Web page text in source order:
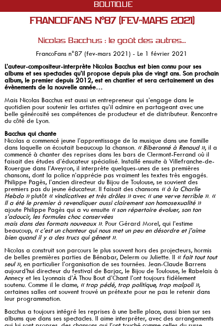
BOUTIQUE
FRANCOFANS N°87 (FEV-MARS 2021)
Nicolas Bacchus : le goût des autres...
FrancoFans n°87 (fev-mars 2021) - Le 1 février 2021
L’auteur-compositeur-interprète Nicolas Bacchus est bien connu pour ses
albums et ses spectacles qu’il propose depuis plus de vingt ans. Son prochain
album, le premier depuis 2012, est en chantier et sera certainement un des
évènements de la nouvelle année…
Mais Nicolas Bacchus est aussi un entrepreneur qui s’engage dans le
quotidien pour soutenir les artistes qu’il admire en partageant avec une
belle générosité ses compétences de producteur et de distributeur. Rencontre
du côté de Lyon.
Bacchus qui chante
Nicolas a commencé jeune l’apprentissage de la musique dans une famille
dans laquelle on écoutait beaucoup la chanson. « Biberonné à Renaud », il a
commencé à chanter des reprises dans les bars de Clermont-Ferrand où il
faisait des études d’éducateur spécialisé. Installé ensuite à Villefranche-de-
Rouergue dans l’Aveyron, il interprète quelques-unes de ses premières
chansons, dont la police n’apprécie pas vraiment les textes très engagés.
Philippe Pagès, l’ancien directeur du Bijou de Toulouse, se souvient des
premiers pas du jeune éducateur. Il faisait des chansons « à la Charlie
Hebdo »plutôt « vindicatives et très drôles »avec « une verve terrible ». «
Il a été le premier à revendiquer aussi clairement son homosexualité »
ajoute Philippe Pagès qui a vu ensuite « son répertoire évoluer, son ton
s’adoucir, les formules choc conservées
mais dans des formats nouveaux ». Pour Gérard Morel, qui l’estime
beaucoup, « c’est un chanteur qui nous met un peu en désordre et j’aime
bien quand il y a des trucs qui gênent ».
Nicolas a construit son parcours le plus souvent hors des projecteurs, hormis
de belles premières parties de Bénabar, Delerm ou Juliette. Il « fait tout tout
seul », en particulier l’organisation de ses tournées. Jean-Claude Barrens
aujourd’hui directeur du festival de Barjac, le Bijou de Toulouse, le Rabelais à
Annecy et les Lyonnais d’À Thou Bout d’Chant l’ont toujours fidèlement
soutenu. Comme il le clame, « trop pédé, trop politique, trop malpoli »,
certaines salles ont souvent trouvé un prétexte pour ne pas le retenir dans
leur programmation.
Bacchus a toujours intégré les reprises à une belle place, aussi bien sur ses
albums que dans ses spectacles. Il aime interpréter, avec des arrangements